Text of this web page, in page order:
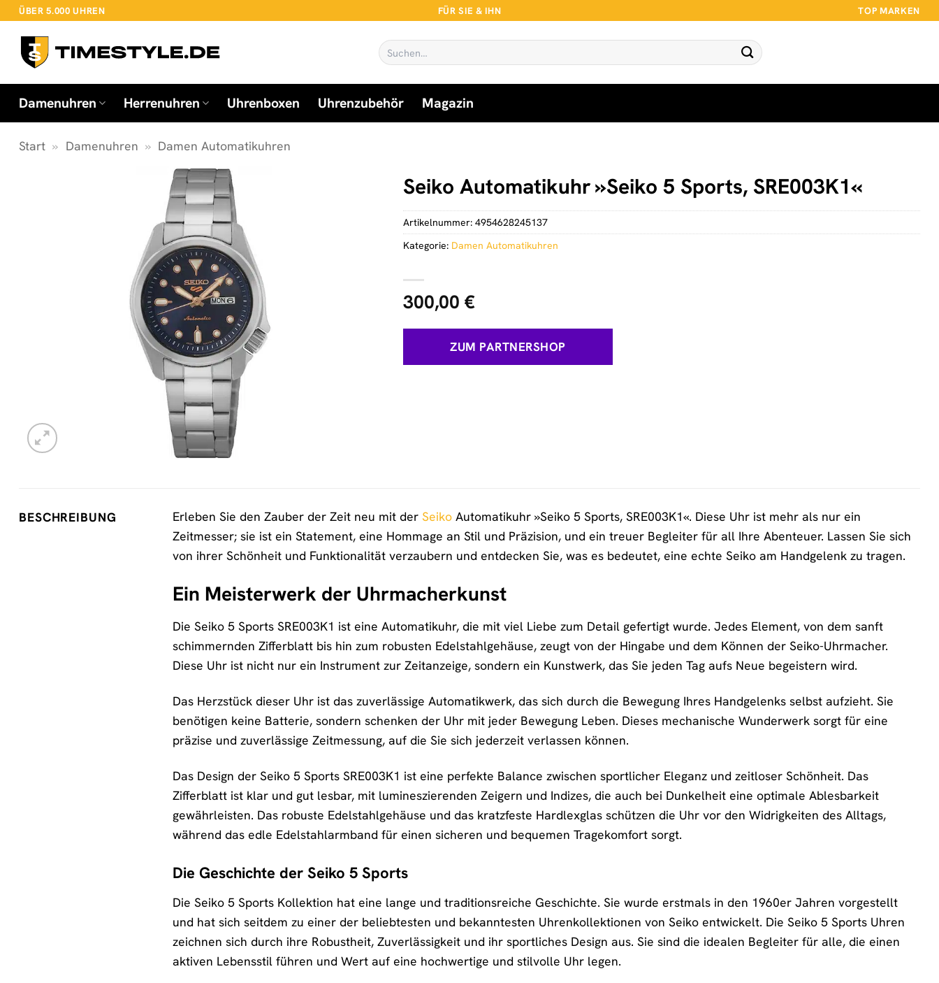
Zum
springen
ÜBER 5.000 UHREN FÜR SIE & IHN TOP MARKEN
Suchen
nach:
Damenuhren Herrenuhren Uhrenboxen Uhrenzubehör Magazin
Start » Damenuhren » Damen Automatikuhren
Seiko Automatikuhr »Seiko 5 Sports, SRE003K1«
300,00 €
ZUM PARTNERSHOP
Artikelnummer: 4954628245137
Kategorie: Damen Automatikuhren
BESCHREIBUNG Erleben Sie den Zauber der Zeit neu mit der Seiko Automatikuhr »Seiko 5 Sports, SRE003K1«. Diese Uhr ist mehr als nur ein
Zeitmesser; sie ist ein Statement, eine Hommage an Stil und Präzision, und ein treuer Begleiter für all Ihre Abenteuer. Lassen Sie sich
von ihrer Schönheit und Funktionalität verzaubern und entdecken Sie, was es bedeutet, eine echte Seiko am Handgelenk zu tragen.
Ein Meisterwerk der Uhrmacherkunst
Die Seiko 5 Sports SRE003K1 ist eine Automatikuhr, die mit viel Liebe zum Detail gefertigt wurde. Jedes Element, von dem sanft
schimmernden Zifferblatt bis hin zum robusten Edelstahlgehäuse, zeugt von der Hingabe und dem Können der Seiko-Uhrmacher.
Diese Uhr ist nicht nur ein Instrument zur Zeitanzeige, sondern ein Kunstwerk, das Sie jeden Tag aufs Neue begeistern wird.
Das Herzstück dieser Uhr ist das zuverlässige Automatikwerk, das sich durch die Bewegung Ihres Handgelenks selbst aufzieht. Sie
benötigen keine Batterie, sondern schenken der Uhr mit jeder Bewegung Leben. Dieses mechanische Wunderwerk sorgt für eine
präzise und zuverlässige Zeitmessung, auf die Sie sich jederzeit verlassen können.
Das Design der Seiko 5 Sports SRE003K1 ist eine perfekte Balance zwischen sportlicher Eleganz und zeitloser Schönheit. Das
Zifferblatt ist klar und gut lesbar, mit lumineszierenden Zeigern und Indizes, die auch bei Dunkelheit eine optimale Ablesbarkeit
gewährleisten. Das robuste Edelstahlgehäuse und das kratzfeste Hardlexglas schützen die Uhr vor den Widrigkeiten des Alltags,
während das edle Edelstahlarmband für einen sicheren und bequemen Tragekomfort sorgt.
Die Geschichte der Seiko 5 Sports
Die Seiko 5 Sports Kollektion hat eine lange und traditionsreiche Geschichte. Sie wurde erstmals in den 1960er Jahren vorgestellt
und hat sich seitdem zu einer der beliebtesten und bekanntesten Uhrenkollektionen von Seiko entwickelt. Die Seiko 5 Sports Uhren
zeichnen sich durch ihre Robustheit, Zuverlässigkeit und ihr sportliches Design aus. Sie sind die idealen Begleiter für alle, die einen
aktiven Lebensstil führen und Wert auf eine hochwertige und stilvolle Uhr legen.